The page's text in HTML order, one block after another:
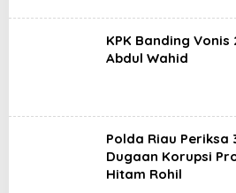
KPK Banding Vonis
Abdul Wahid
Polda Riau Periksa
Dugaan Korupsi
Hitam Rohil